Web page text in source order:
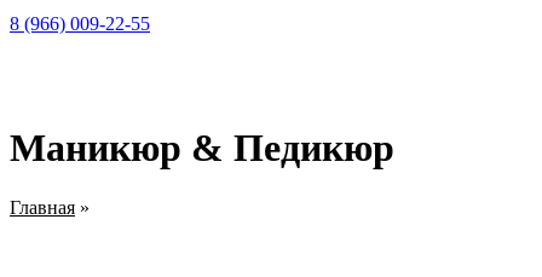
8 (966) 009-22-55
Маникюр & Педикюр
Главная »